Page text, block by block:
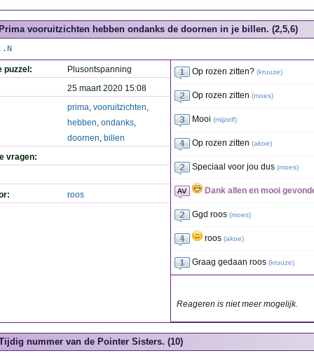
vooruitzichten hebben ondanks de doornen in je billen. (2,5,6)
puzzel:
Plusontspanning
25 maart 2020 15:08
prima, vooruitzichten,
hebben, ondanks,
doornen, billen
vragen:
roos
Op rozen zitten? (kruuze)
Op rozen zitten (moes)
Mooi (mijzelf)
Op rozen zitten (akoe)
Speciaal voor jou dus (moes)
Dank allen en mooi
Ggd roos (moes)
roos (akoe)
Graag gedaan roos (kruuze)
Reageren is niet meer mogelijk.
nummer van de Pointer Sisters. (10)